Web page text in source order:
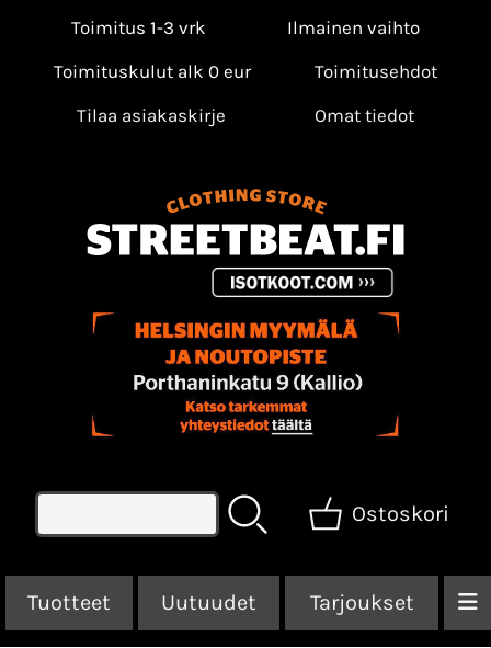
Toimitus 1-3 vrk
Ilmainen vaihto
Toimituskulut alk 0 eur
Toimitusehdot
Tilaa asiakaskirje
Omat tiedot
Ostoskori
Tuotteet Uutuudet Tarjoukset